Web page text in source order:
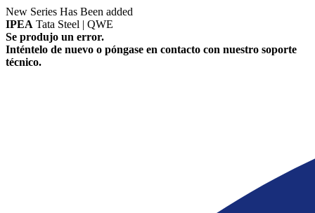
New Series Has Been added
IPEA Tata Steel | QWE
Se produjo un error.
Inténtelo de nuevo o póngase en contacto con nuestro soporte
técnico.